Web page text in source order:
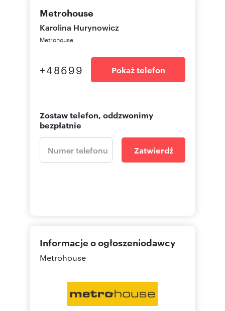
Metrohouse
Karolina Hurynowicz
Metrohouse
+48699 Pokaż telefon
Zostaw telefon, oddzwonimy
bezpłatnie
Zatwierdź
Informacje o ogłoszeniodawcy
Metrohouse